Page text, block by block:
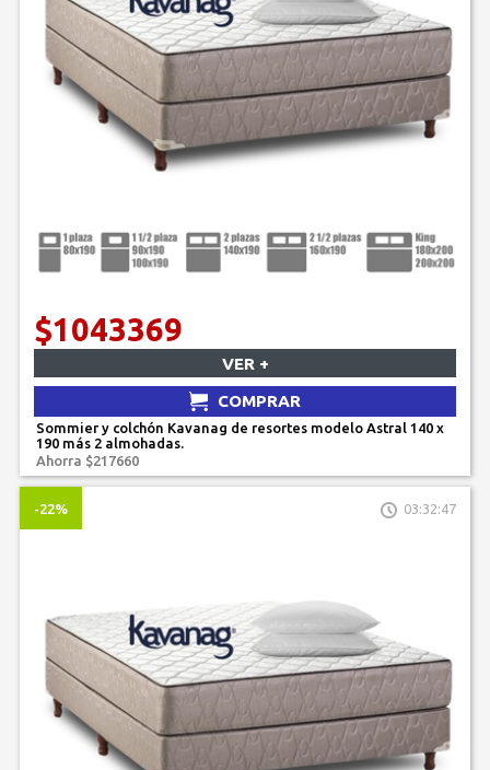
$1043369
VER +
COMPRAR
Sommier y colchón Kavanag de resortes modelo Astral 140 x
190 más 2 almohadas.
Ahorra $217660
-22% 03:32:47